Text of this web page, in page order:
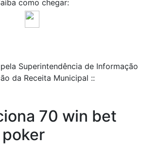
como chegar:
Superintendência de Informação
da Receita Municipal ::
70 win bet